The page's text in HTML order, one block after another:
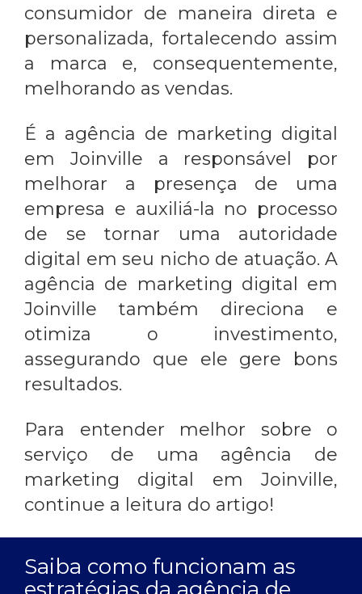
consumidor de maneira direta e
personalizada, fortalecendo assim
a marca e, consequentemente,
melhorando as vendas.
É a agência de marketing digital
em Joinville a responsável por
melhorar a presença de uma
empresa e auxiliá-la no processo
de se tornar uma autoridade
digital em seu nicho de atuação. A
agência de marketing digital em
Joinville também direciona e
otimiza o investimento,
assegurando que ele gere bons
resultados.
Para entender melhor sobre o
serviço de uma agência de
marketing digital em Joinville,
continue a leitura do artigo!
Saiba como funcionam as
estratégias da agência de